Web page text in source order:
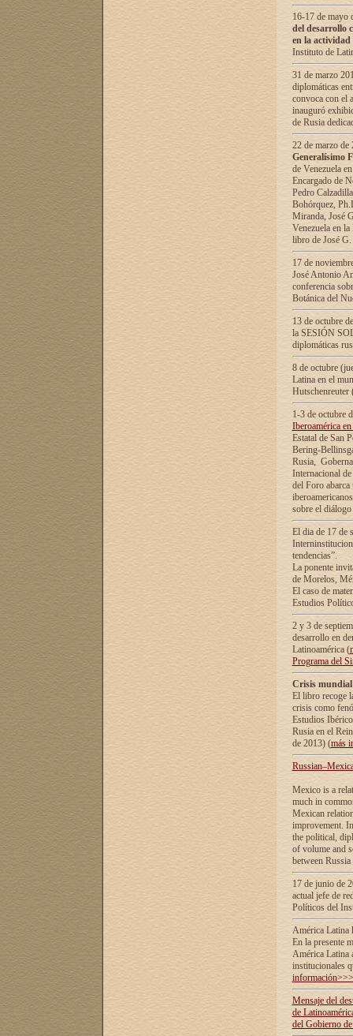
16-17 de mayo
del desarrollo
en la
Instituto de
31 de marzo
diplomáticas
convoca con el
inauguró
de Rusia
22 de marzo
Generalísimo
de Venezuela
Encargado de
Pedro
Bohórquez,
Miranda, José
Venezuela en
libro de José
17 de
José Antonio
conferencia
Botánica del
13 de octubre
la SESIÓN
diplomáticas
8 de octubre
Latina en el
1-3 de octubre
Iberoamérica
Estatal de San
Bering-
Rusia,
Internacional
del Foro
sobre el
El dia de 17 de
tendencias”.
La ponente
de Morelos,
El caso de
Estudios
2 y 3 de
desarrollo en
Latinoamérica (
Programa del
Crisis
El libro recoge
crisis como
Estudios
Rusia en el
de 2013) (más
Mexico is a
much in
Mexican
improvement.
the political,
of volume and
between
17 de junio de
actual jefe de
Políticos del
América Latina
En la presente
América Latina
institucionales
información>>>
Mensaje del
de
del Gobierno